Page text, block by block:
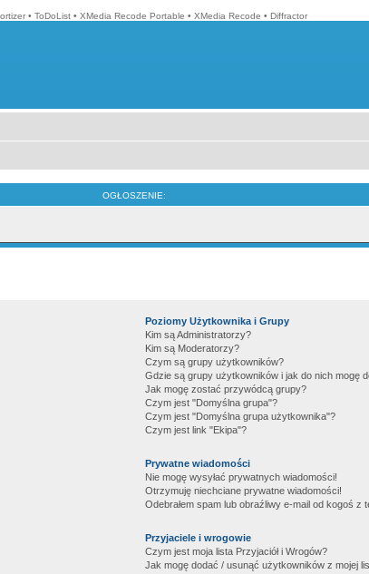
• ToDoList • XMedia Recode Portable • XMedia Recode • Diffractor
OGŁOSZENIE:
Poziomy Użytkownika i Grupy
Kim są Administratorzy?
Kim są Moderatorzy?
Czym są grupy użytkowników?
Gdzie są grupy użytkowników i jak do nich mogę
Jak mogę zostać przywódcą grupy?
Czym jest "Domyślna grupa"?
Czym jest "Domyślna grupa użytkownika"?
Czym jest link "Ekipa"?
Prywatne wiadomości
Nie mogę wysyłać prywatnych wiadomości!
Otrzymuję niechciane prywatne wiadomości!
Odebrałem spam lub obraźliwy e-mail od kogoś z
Przyjaciele i wrogowie
Czym jest moja lista Przyjaciół i Wrogów?
Jak mogę dodać / usunąć użytkowników z mojej